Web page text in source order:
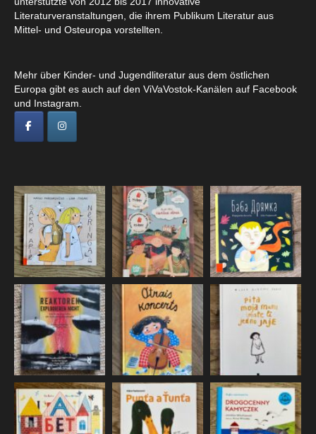
Literaturveranstaltungen, die ihrem Publikum Literatur aus
Mittel- und Osteuropa vorstellten.
Mehr über Kinder- und Jugendliteratur aus dem östlichen
Europa gibt es auch auf den ViVaVostok-Kanälen auf Facebook
und Instagram.